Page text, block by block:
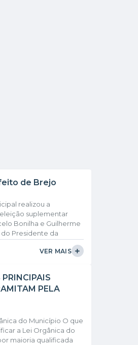
de Brejo
realizou a
suplementar
Bonilha e Guilherme
Presidente da
Senhor Edson
VER MAIS
PRINCIPAIS
PELA
do Município O que
a Lei Orgânica do
maioria qualificada